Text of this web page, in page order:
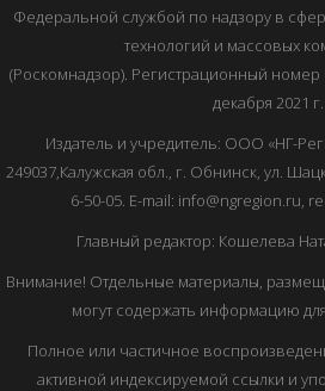
Федеральной службой по надзору в
технологий и массовых
(Роскомнадзор). Регистрационный
декабря 2021 г.
Издатель и учредитель: ООО «НГ-
249037,Калужская обл., г. Обнинск, ул.
6-50-05. E-mail: info@ngregion.ru,
Главный редактор: Кошелева
Внимание! Отдельные материалы,
могут содержать информацию
Полное или частичное
активной индексируемой ссылки и